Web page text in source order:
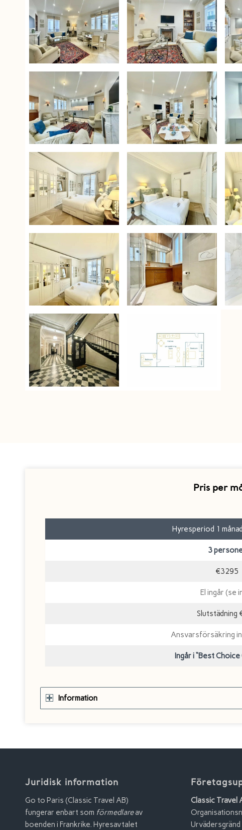
Pris per
Hyresperiod 1
3
€3295
El ingår (se
Slutstädning
Ansvarsförsäkring
Ingår i “Best
Information
Juridisk information
Go to Paris (Classic Travel AB)
fungerar enbart som förmedlareav
boenden i Frankrike. Hyresavtalet
Classic Travel